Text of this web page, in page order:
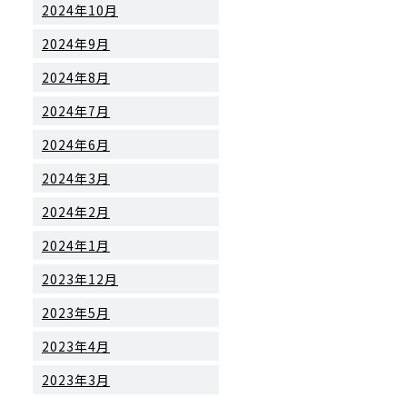
2024年10月
2024年9月
2024年8月
2024年7月
2024年6月
2024年3月
2024年2月
2024年1月
2023年12月
2023年5月
2023年4月
2023年3月